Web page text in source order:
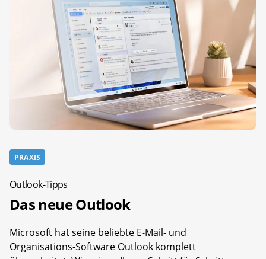
PRAXIS
Outlook-Tipps
Das neue Outlook
Microsoft hat seine beliebte E-Mail- und
Organisations-Software Outlook komplett